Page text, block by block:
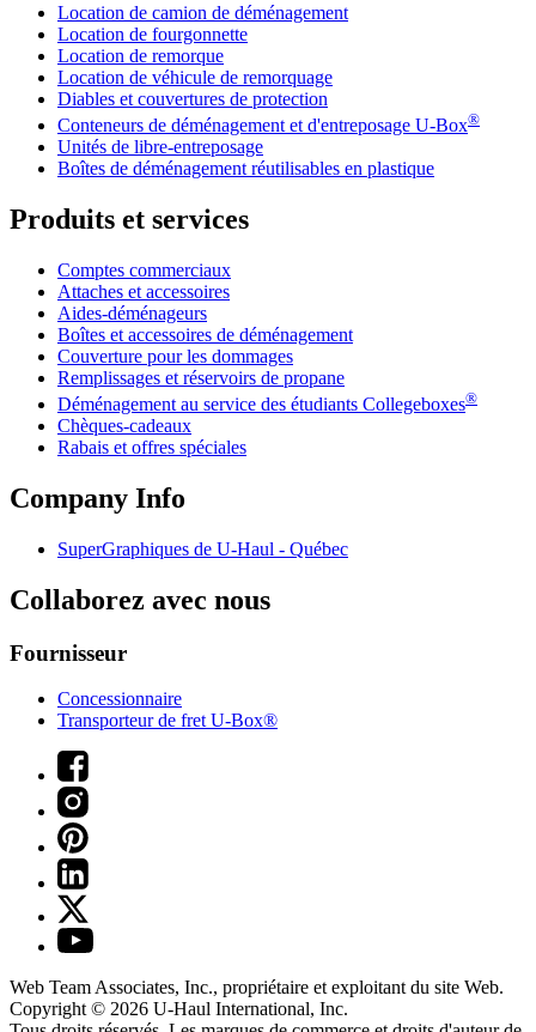
Location de camion de déménagement
Location de fourgonnette
Location de remorque
Location de véhicule de remorquage
Diables et couvertures de protection
Conteneurs de déménagement et d'entreposage U-Box®
Unités de libre-entreposage
Boîtes de déménagement réutilisables en plastique
Produits et services
Comptes commerciaux
Attaches et accessoires
Aides-déménageurs
Boîtes et accessoires de déménagement
Couverture pour les dommages
Remplissages et réservoirs de propane
Déménagement au service des étudiants Collegeboxes®
Chèques-cadeaux
Rabais et offres spéciales
Company Info
SuperGraphiques de U-Haul - Québec
Collaborez avec nous
Fournisseur
Concessionnaire
Transporteur de fret U-Box®
Web Team Associates, Inc., propriétaire et exploitant du site Web.
Copyright © 2026 U-Haul International, Inc.